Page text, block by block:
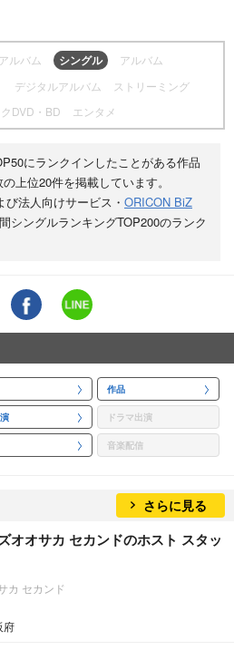
ルバム シングル
アルバム
デジタルアルバム
ストリーミング
DVD・BD
エンタメ
にランクインしたことがある作品
上位20件を掲載しています。
び法人向けサービス・ ORICON BiZ
シングルランキングTOP200のランク
作品
ドラマ出演
音楽配信
さらに見る
オオサカ セカンドのホスト スタッ
カ セカンド
府